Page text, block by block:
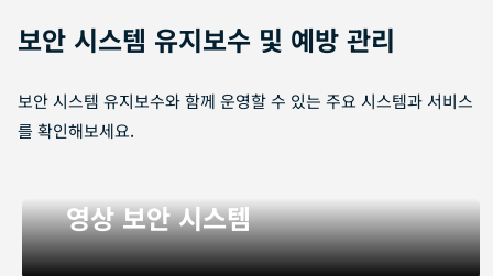
보안 시스템 유지보수 및 예방 관리
보안 시스템 유지보수와 함께 운영할 수 있는 주요 시스템과 서비스
를 확인해보세요.
영상 보안 시스템